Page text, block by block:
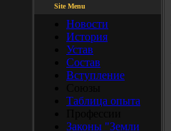
Site Menu
Новости
История
Устав
Состав
Вступление
Таблица опыта
Законы "Земли